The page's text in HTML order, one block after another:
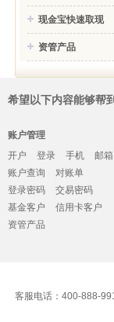
现金宝快速取现
资管产品
希望以下内容能够帮
账户管理
开户
登录 手机
邮箱
账户查询
对账单
登录密码
交易密码
基金客户
信用卡客户
资管产品
客服电话：400-888-